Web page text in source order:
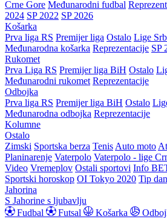
Crne Gore Međunarodni fudbal
2024 SP 2022 SP 2026
Košarka
Prva liga RS Premijer liga Ostalo Lige
Međunarodna košarka Reprezentacije SP
Rukomet
Prva Liga RS Premijer liga BiH Ostalo
Međunarodni rukomet Reprezentacije
Odbojka
Prva liga RS Premijer liga BiH Ostalo
Međunarodna odbojka Reprezentacije
Kolumne
Ostalo
Zimski Sportska berza Tenis Auto moto
Planinarenje Vaterpolo Vaterpolo - lige
Video Vremeplov Ostali sportovi Info
Sportski horoskop OI Tokyo 2020 Tip
Jahorina
S Jahorine s ljubavlju
Fudbal
Futsal Košarka